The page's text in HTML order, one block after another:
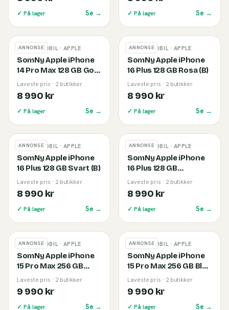
✓ På lager Se → ✓ På lager Se →
ANNONSE
BRUKT MOBIL· APPLE
SomNy Apple iPhone
14 Pro Max 128 GB Gold
(B)
Laveste pris · 2 butikker
8 990 kr
✓ På lager Se →
ANNONSE
BRUKT MOBIL· APPLE
SomNy Apple iPhone
16 Plus 128 GB Rosa (B)
Laveste pris · 2 butikker
8 990 kr
✓ På lager Se →
ANNONSE
BRUKT MOBIL· APPLE
SomNy Apple iPhone
16 Plus 128 GB Svart (B)
Laveste pris · 2 butikker
8 990 kr
✓ På lager Se →
ANNONSE
BRUKT MOBIL· APPLE
SomNy Apple iPhone
16 Plus 128 GB
Ultramarin (B)
Laveste pris · 2 butikker
8 990 kr
✓ På lager Se →
ANNONSE
BRUKT MOBIL· APPLE
SomNy Apple iPhone
15 Pro Max 256 GB
Black Titanium (B)
Laveste pris · 2 butikker
9 990 kr
✓ På lager Se →
ANNONSE
BRUKT MOBIL· APPLE
SomNy Apple iPhone
15 Pro Max 256 GB Blue
Titanium (B)
Laveste pris · 2 butikker
9 990 kr
✓ På lager Se →